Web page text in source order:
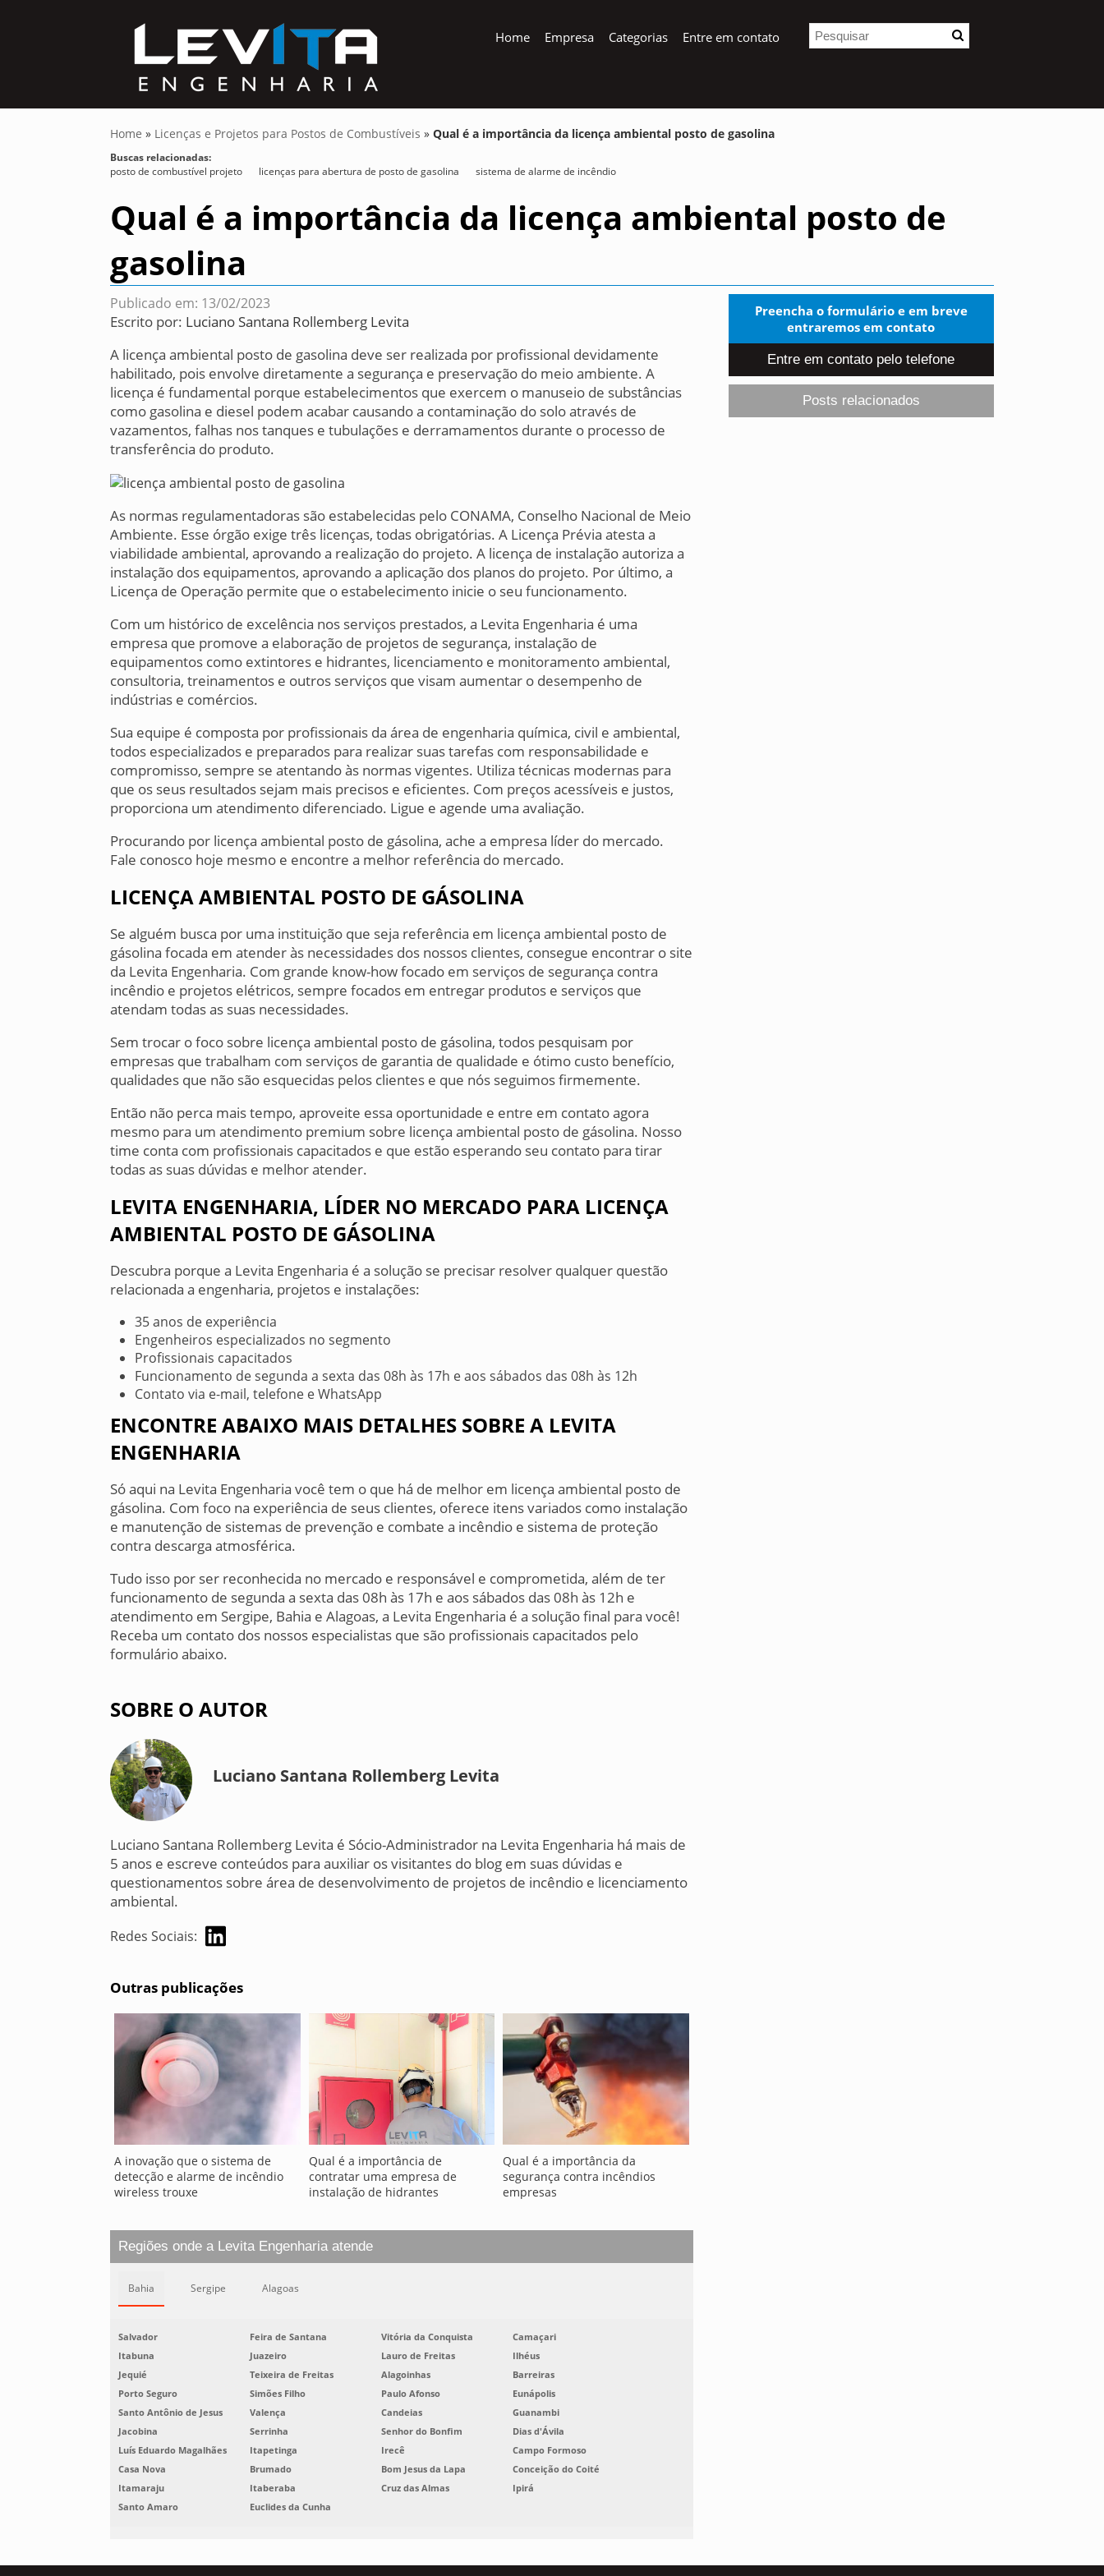
Home Empresa Categorias Entre em contato
Home » Licenças e Projetos para Postos de Combustíveis »Qual é a importância da licença ambiental posto de gasolina
Buscas relacionadas:
posto de combustível projeto
licenças para abertura de posto de gasolina sistema de alarme de incêndio
Qual é a importância da licença ambiental posto de
gasolina
Publicado em: 13/02/2023
Escrito por: Luciano Santana Rollemberg Levita
A licença ambiental posto de gasolina deve ser realizada por profissional devidamente
habilitado, pois envolve diretamente a segurança e preservação do meio ambiente. A
licença é fundamental porque estabelecimentos que exercem o manuseio de substâncias
como gasolina e diesel podem acabar causando a contaminação do solo através de
vazamentos, falhas nos tanques e tubulações e derramamentos durante o processo de
transferência do produto.
As normas regulamentadoras são estabelecidas pelo CONAMA, Conselho Nacional de Meio
Ambiente. Esse órgão exige três licenças, todas obrigatórias. A Licença Prévia atesta a
viabilidade ambiental, aprovando a realização do projeto. A licença de instalação autoriza a
instalação dos equipamentos, aprovando a aplicação dos planos do projeto. Por último, a
Licença de Operação permite que o estabelecimento inicie o seu funcionamento.
Com um histórico de excelência nos serviços prestados, a Levita Engenharia é uma
empresa que promove a elaboração de projetos de segurança, instalação de
equipamentos como extintores e hidrantes, licenciamento e monitoramento ambiental,
consultoria, treinamentos e outros serviços que visam aumentar o desempenho de
indústrias e comércios.
Sua equipe é composta por profissionais da área de engenharia química, civil e ambiental,
todos especializados e preparados para realizar suas tarefas com responsabilidade e
compromisso, sempre se atentando às normas vigentes. Utiliza técnicas modernas para
que os seus resultados sejam mais precisos e eficientes. Com preços acessíveis e justos,
proporciona um atendimento diferenciado. Ligue e agende uma avaliação.
Procurando por licença ambiental posto de gásolina, ache a empresa líder do mercado.
Fale conosco hoje mesmo e encontre a melhor referência do mercado.
LICENÇA AMBIENTAL POSTO DE GÁSOLINA
Se alguém busca por uma instituição que seja referência em licença ambiental posto de
gásolina focada em atender às necessidades dos nossos clientes, consegue encontrar o site
da Levita Engenharia. Com grande know-how focado em serviços de segurança contra
incêndio e projetos elétricos, sempre focados em entregar produtos e serviços que
atendam todas as suas necessidades.
Sem trocar o foco sobre licença ambiental posto de gásolina, todos pesquisam por
empresas que trabalham com serviços de garantia de qualidade e ótimo custo benefício,
qualidades que não são esquecidas pelos clientes e que nós seguimos firmemente.
Então não perca mais tempo, aproveite essa oportunidade e entre em contato agora
mesmo para um atendimento premium sobre licença ambiental posto de gásolina. Nosso
time conta com profissionais capacitados e que estão esperando seu contato para tirar
todas as suas dúvidas e melhor atender.
LEVITA ENGENHARIA, LÍDER NO MERCADO PARA LICENÇA
AMBIENTAL POSTO DE GÁSOLINA
Descubra porque a Levita Engenharia é a solução se precisar resolver qualquer questão
relacionada a engenharia, projetos e instalações:
35 anos de experiência
Engenheiros especializados no segmento
Profissionais capacitados
Funcionamento de segunda a sexta das 08h às 17h e aos sábados das 08h às 12h
Contato via e-mail, telefone e WhatsApp
ENCONTRE ABAIXO MAIS DETALHES SOBRE A LEVITA
ENGENHARIA
Só aqui na Levita Engenharia você tem o que há de melhor em licença ambiental posto de
gásolina. Com foco na experiência de seus clientes, oferece itens variados como instalação
e manutenção de sistemas de prevenção e combate a incêndio e sistema de proteção
contra descarga atmosférica.
Tudo isso por ser reconhecida no mercado e responsável e comprometida, além de ter
funcionamento de segunda a sexta das 08h às 17h e aos sábados das 08h às 12h e
atendimento em Sergipe, Bahia e Alagoas, a Levita Engenharia é a solução final para você!
Receba um contato dos nossos especialistas que são profissionais capacitados pelo
formulário abaixo.
SOBRE O AUTOR
Luciano Santana Rollemberg Levita
Luciano Santana Rollemberg Levita é Sócio-Administrador na Levita Engenharia há mais de
5 anos e escreve conteúdos para auxiliar os visitantes do blog em suas dúvidas e
questionamentos sobre área de desenvolvimento de projetos de incêndio e licenciamento
ambiental.
Redes Sociais:
Outras publicações
A inovação que o sistema de
detecção e alarme de incêndio
wireless trouxe
Qual é a importância de
contratar uma empresa de
instalação de hidrantes
Qual é a importância da
segurança contra incêndios
empresas
Regiões onde a Levita Engenharia atende
Bahia Sergipe Alagoas
Salvador Feira de Santana Vitória da Conquista
Camaçari
Itabuna
Juazeiro Lauro de Freitas
Ilhéus
Jequié
Teixeira de Freitas Alagoinhas
Barreiras
Porto Seguro
Simões Filho Paulo Afonso
Eunápolis
Santo Antônio de Jesus
Valença Candeias
Guanambi
Jacobina
Serrinha Senhor do Bonfim
Dias d'Ávila
Luís Eduardo Magalhães
Itapetinga Irecê
Campo Formoso
Casa Nova
Brumado Bom Jesus da Lapa
Conceição do Coité
Itamaraju
Itaberaba Cruz das Almas
Ipirá
Santo Amaro
Euclides da Cunha
Preencha o formulário e em breve
entraremos em contato
Entre em contato pelo telefone
Posts relacionados